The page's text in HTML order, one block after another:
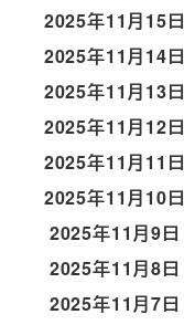
2025年11月15日
2025年11月14日
2025年11月13日
2025年11月12日
2025年11月11日
2025年11月10日
2025年11月9日
2025年11月8日
2025年11月7日